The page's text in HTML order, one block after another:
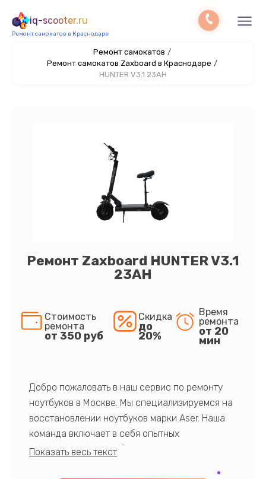
iq-scooter.ru
Ремонт самокатов в Краснодаре
Ремонт самокатов /
Ремонт самокатов Zaxboard в Краснодаре /
HUNTER V3.1 23AH
Ремонт Zaxboard HUNTER V3.1
23AH
Стоимость
ремонта
от 350 руб
Скидка
до
20%
Время
ремонта
от 20
мин
Добро пожаловать в наш сервис по ремонту
ноутбуков в Москве. Мы специализируемся на
восстановлении ноутбуков марки Aser. Наша
команда включает в себя опытных
профессионалов с обширными знаниями и